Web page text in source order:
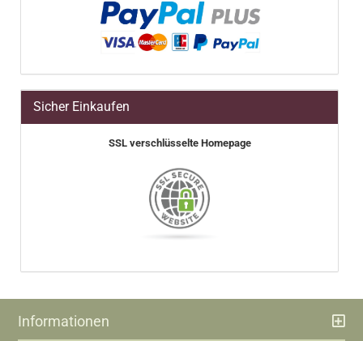
Sicher Einkaufen
SSL verschlüsselte Homepage
Informationen